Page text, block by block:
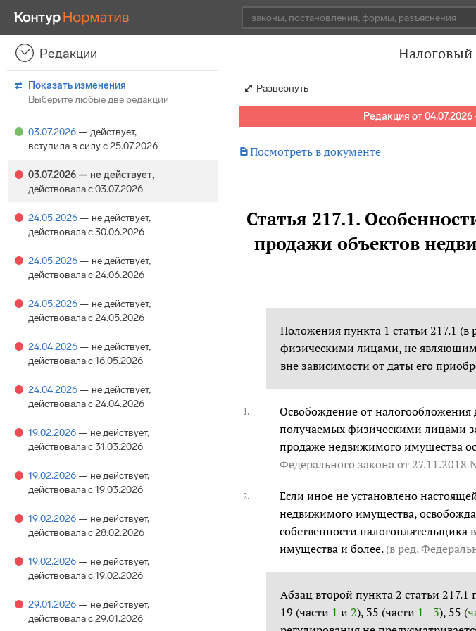
Редакции
Показать изменения
Выберите любые две редакции
03.07.2026 — действует,
вступила в силу с 25.07.2026
03.07.2026 — не действует,
действовала с 03.07.2026
24.05.2026 — не действует,
действовала с 30.06.2026
24.05.2026 — не действует,
действовала с 24.06.2026
24.05.2026 — не действует,
действовала с 24.05.2026
24.04.2026 — не действует,
действовала с 16.05.2026
24.04.2026 — не действует,
действовала с 24.04.2026
19.02.2026 — не действует,
действовала с 31.03.2026
19.02.2026 — не действует,
действовала с 19.03.2026
19.02.2026 — не действует,
действовала с 28.02.2026
19.02.2026 — не действует,
действовала с 19.02.2026
29.01.2026 — не действует,
действовала с 29.01.2026
Налоговый
Развернуть
Редакция от
Посмотреть в документе
Статья 217.1.
продажи объектов
Положения пункта 1 статьи 217.1
физическими лицами, не
вне зависимости от даты его
1. Освобождение от налогообложения
получаемых физическими лицами
продаже недвижимого имущества
Федерального закона от 27.11.2018
2.
Если иное не установлено
недвижимого имущества,
собственности
имущества и более. (в ред.
Абзац второй пункта 2 статьи
19 (части 1 и 2), 35 (части 1 - 3), 55 (